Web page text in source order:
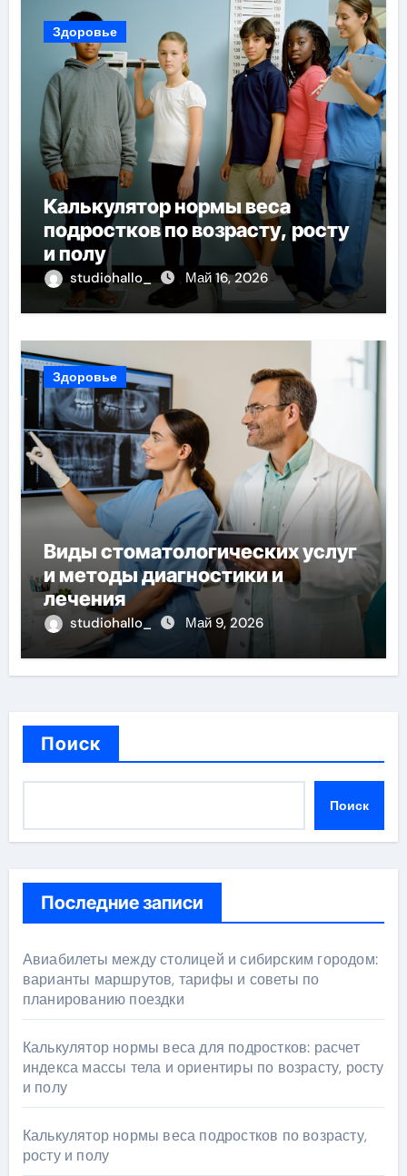
Здоровье
Калькулятор нормы веса
подростков по возрасту, росту
и полу
studiohallo_ Май 16, 2026
Здоровье
Виды стоматологических услуг
и методы диагностики и
лечения
studiohallo_ Май 9, 2026
Поиск
Поиск
Последние записи
Авиабилеты между столицей и сибирским городом:
варианты маршрутов, тарифы и советы по
планированию поездки
Калькулятор нормы веса для подростков: расчет
индекса массы тела и ориентиры по возрасту, росту
и полу
Калькулятор нормы веса подростков по возрасту,
росту и полу